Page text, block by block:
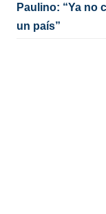
Paulino: “Ya no
un país”